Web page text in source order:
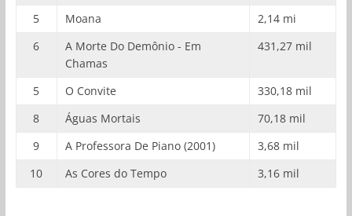
5
Moana
2,14 mi
6
A Morte Do Demônio - Em
Chamas
431,27 mil
5 O Convite
330,18 mil
8
Águas Mortais
70,18 mil
9
A Professora De Piano (2001)
3,68 mil
10
As Cores do Tempo 3,16 mil